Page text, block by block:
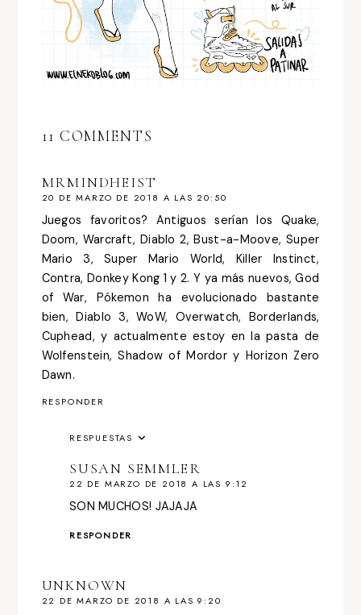
11 COMMENTS
MRMINDHEIST
20 DE MARZO DE 2018 A LAS 20:50
Juegos favoritos? Antiguos serían los Quake,
Doom, Warcraft, Diablo 2, Bust-a-Moove, Super
Mario 3, Super Mario World, Killer Instinct,
Contra, Donkey Kong 1 y 2. Y ya más nuevos, God
of War, Pókemon ha evolucionado bastante
bien, Diablo 3, WoW, Overwatch, Borderlands,
Cuphead, y actualmente estoy en la pasta de
Wolfenstein, Shadow of Mordor y Horizon Zero
Dawn.
RESPONDER
RESPUESTAS
SUSAN SEMMLER
22 DE MARZO DE 2018 A LAS 9:12
SON MUCHOS! JAJAJA
RESPONDER
UNKNOWN
22 DE MARZO DE 2018 A LAS 9:20